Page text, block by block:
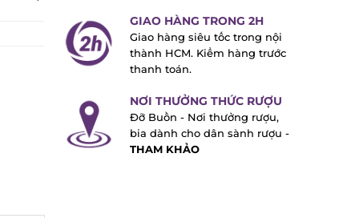
GIAO HÀNG TRONG 2H
Giao hàng siêu tốc trong nội
thành HCM. Kiểm hàng trước
thanh toán.
NƠI THƯỞNG THỨC RƯỢU
Đỡ Buồn - Nơi thưởng rượu,
bia dành cho dân sành rượu -
THAM KHẢO